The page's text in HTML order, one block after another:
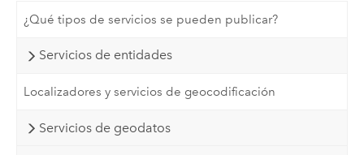
¿Qué tipos de servicios se pueden publicar?
Servicios de entidades
Localizadores y servicios de geocodificación
Servicios de geodatos